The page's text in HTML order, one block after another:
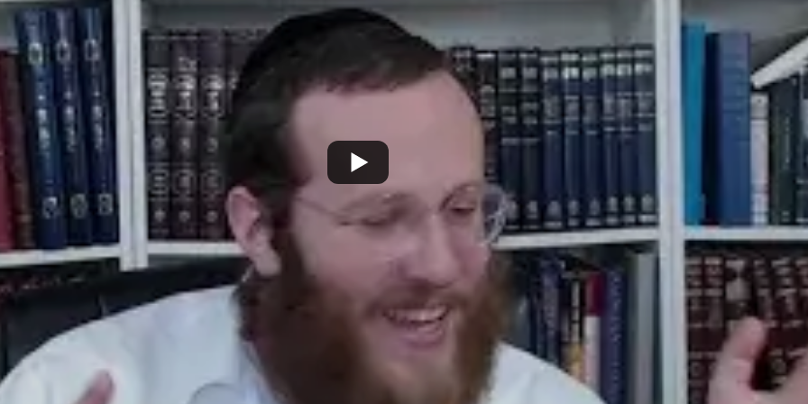
© 2026 וּכְשֵׁם שֶׁאֲנִי